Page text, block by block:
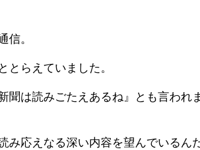
信。
とらえていました。
聞は読みごたえあるね』とも言わ
み応えなる深い内容を望んでいるんだ